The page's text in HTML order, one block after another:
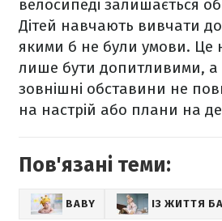
велосипеді залишається
Дітей навчають вивчати
якими б не були умови. Це
лише бути допитливими, а
зовнішні обставини не
на настрій або плани на
Пов'язані теми:
BABY ІЗ ЖИТТЯ